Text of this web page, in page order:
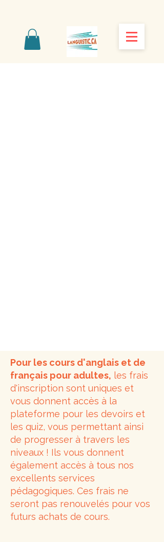
Pour les cours d'anglais et de
français pour adultes, les frais
d'inscription sont uniques et
vous donnent accès à la
plateforme pour les devoirs et
les quiz, vous permettant ainsi
de progresser à travers les
niveaux ! Ils vous donnent
également accès à tous nos
excellents services
pédagogiques. Ces frais ne
seront pas renouvelés pour vos
futurs achats de cours.